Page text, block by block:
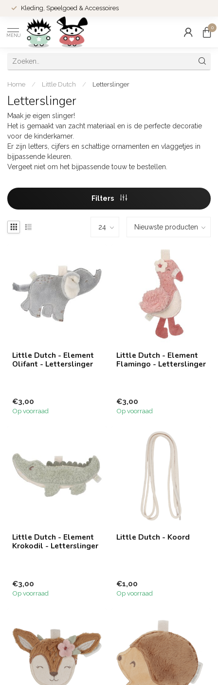
Kleding, Speelgoed & Accessoires
MENU
0
Home / Little Dutch / Letterslinger
Letterslinger
Maak je eigen slinger!
Het is gemaakt van zacht materiaal en is de perfecte decoratie
voor de kinderkamer.
Er zijn letters, cijfers en schattige ornamenten en vlaggetjes in
bijpassende kleuren.
Vergeet niet om het bijpassende touw te bestellen.
Filters
Little Dutch - Element
Olifant - Letterslinger
€3,00
Op voorraad
Little Dutch - Element
Flamingo - Letterslinger
€3,00
Op voorraad
Little Dutch - Element
Krokodil - Letterslinger
€3,00
Op voorraad
Little Dutch - Koord
€1,00
Op voorraad